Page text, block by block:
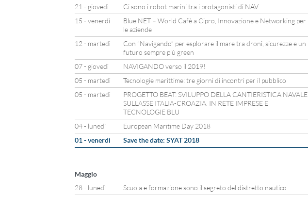
21 - giovedì
Ci sono i robot marini tra i protagonisti di NAV
15 - venerdì
Blue NET – World Cafè a Cipro, Innovazione e Networking per
le aziende
12 - martedì
Con “Navigando” per esplorare il mare tra droni, sicurezze e un
futuro sempre più green
07 - giovedì
NAVIGANDO verso il 2019!
05 - martedì
Tecnologie marittime: tre giorni di incontri per il pubblico
05 - martedì
PROGETTO BEAT: SVILUPPO DELLA CANTIERISTICA NAVALE
SULL’ASSE ITALIA-CROAZIA. IN RETE IMPRESE E
TECNOLOGIE BLU
04 - lunedì
European Maritime Day 2018
01 - venerdì
Save the date: SYAT 2018
Maggio
28 - lunedì
Scuola e formazione sono il segreto del distretto nautico